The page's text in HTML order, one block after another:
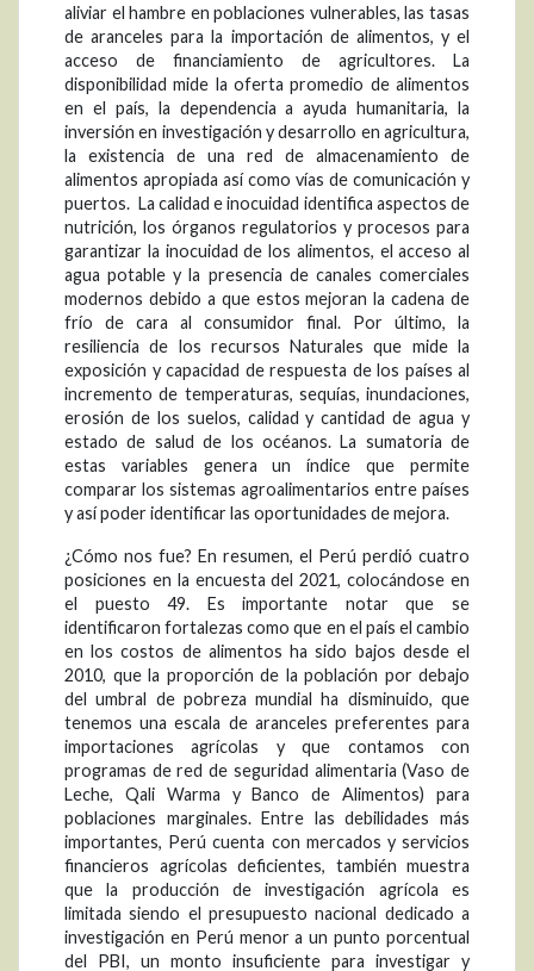
aliviar el hambre en poblaciones vulnerables, las tasas
de aranceles para la importación de alimentos, y el
acceso de financiamiento de agricultores. La
disponibilidad mide la oferta promedio de alimentos
en el país, la dependencia a ayuda humanitaria, la
inversión en investigación y desarrollo en agricultura,
la existencia de una red de almacenamiento de
alimentos apropiada así como vías de comunicación y
puertos. La calidad e inocuidad identifica aspectos de
nutrición, los órganos regulatorios y procesos para
garantizar la inocuidad de los alimentos, el acceso al
agua potable y la presencia de canales comerciales
modernos debido a que estos mejoran la cadena de
frío de cara al consumidor final. Por último, la
resiliencia de los recursos Naturales que mide la
exposición y capacidad de respuesta de los países al
incremento de temperaturas, sequías, inundaciones,
erosión de los suelos, calidad y cantidad de agua y
estado de salud de los océanos. La sumatoria de
estas variables genera un índice que permite
comparar los sistemas agroalimentarios entre países
y así poder identificar las oportunidades de mejora.
¿Cómo nos fue? En resumen, el Perú perdió cuatro
posiciones en la encuesta del 2021, colocándose en
el puesto 49. Es importante notar que se
identificaron fortalezas como que en el país el cambio
en los costos de alimentos ha sido bajos desde el
2010, que la proporción de la población por debajo
del umbral de pobreza mundial ha disminuido, que
tenemos una escala de aranceles preferentes para
importaciones agrícolas y que contamos con
programas de red de seguridad alimentaria (Vaso de
Leche, Qali Warma y Banco de Alimentos) para
poblaciones marginales. Entre las debilidades más
importantes, Perú cuenta con mercados y servicios
financieros agrícolas deficientes, también muestra
que la producción de investigación agrícola es
limitada siendo el presupuesto nacional dedicado a
investigación en Perú menor a un punto porcentual
del PBI, un monto insuficiente para investigar y